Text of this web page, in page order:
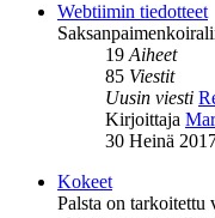
Webtiimin tiedotteet
19Aiheet
85 Viestit
Uusin viesti
Kirjoittaja
30 Heinä
Kokeet
Palsta on tarkoitettu